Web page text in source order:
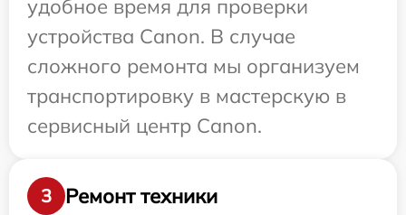
удобное время для проверки
устройства Canon. В случае
сложного ремонта мы организуем
транспортировку в мастерскую в
сервисный центр Canon.
3
Ремонт техники